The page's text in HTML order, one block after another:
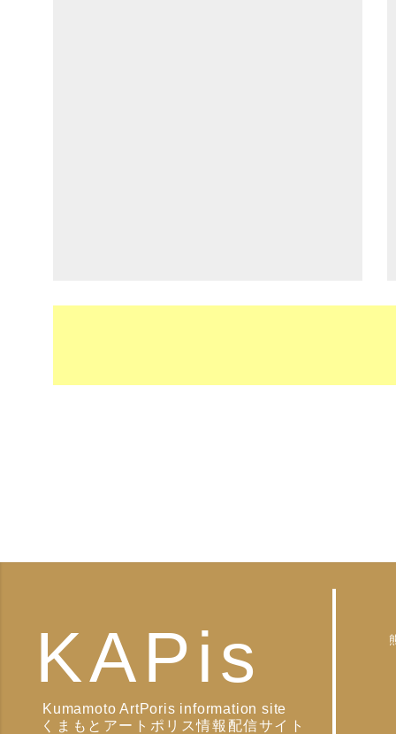
KAPis
Kumamoto ArtPoris information site
くまもとアートポリス情報配信サイト